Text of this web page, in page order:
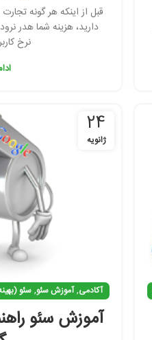
قبل از اینکه هر گونه
دارید، هزینه شما هدر
نرخ
24
ژانویه
آکادمی,آموزش سئو,سئو
آموزش سئو